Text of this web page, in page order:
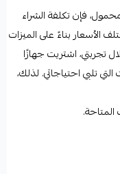
، فإن تكلفة الشراء
الأسعار بناءً على الميزات
تجربتي، اشتريت جهازًا
تلبي احتياجاتي. لذلك،